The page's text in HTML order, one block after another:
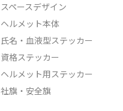
スペースデザイン
ヘルメット本体
氏名・血液型ステッカー
資格ステッカー
ヘルメット用ステッカー
社旗・安全旗